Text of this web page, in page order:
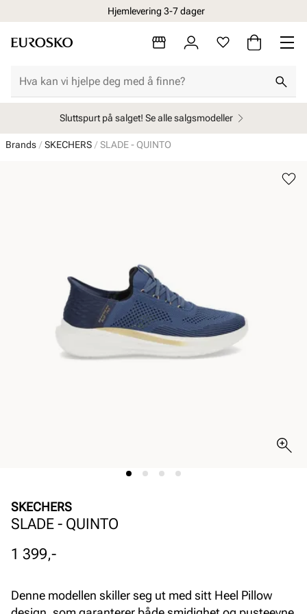
Hjemlevering 3-7 dager
Sluttspurt på salget! Se alle salgsmodeller
Brands SKECHERS SLADE - QUINTO
SKECHERS
SLADE - QUINTO
Pris
1 399,-
Denne modellen skiller seg ut med sitt Heel Pillow